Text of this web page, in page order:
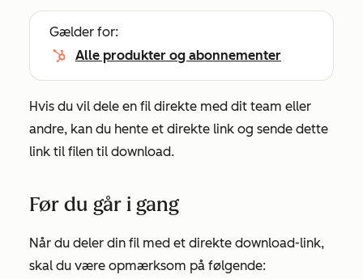
Gælder for:
Alle produkter og abonnementer
Hvis du vil dele en fil direkte med dit team eller
andre, kan du hente et direkte link og sende dette
link til filen til download.
Før du går i gang
Når du deler din fil med et direkte download-link,
skal du være opmærksom på følgende: